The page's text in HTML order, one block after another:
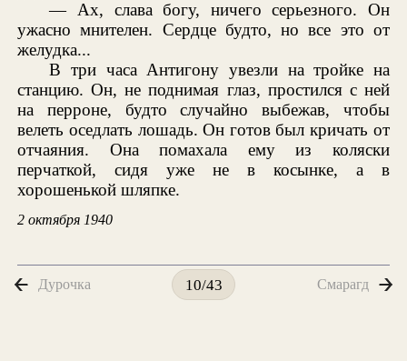
— Ах, слава богу, ничего серьезного. Он
ужасно мнителен. Сердце будто, но все это от
желудка...
В три часа Антигону увезли на тройке на
станцию. Он, не поднимая глаз, простился с ней
на перроне, будто случайно выбежав, чтобы
велеть оседлать лошадь. Он готов был кричать от
отчаяния. Она помахала ему из коляски
перчаткой, сидя уже не в косынке, а в
хорошенькой шляпке.
2 октября 1940
Дурочка 10/43 Смарагд